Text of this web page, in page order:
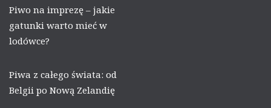
Piwo na imprezę – jakie
gatunki warto mieć w
lodówce?
Piwa z całego świata: od
Belgii po Nową Zelandię